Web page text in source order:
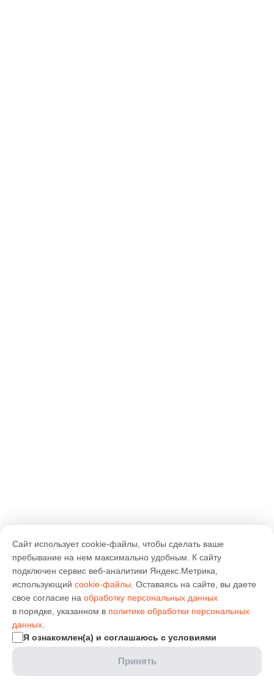
Сайт использует cookie-файлы, чтобы сделать ваше
пребывание на нем максимально удобным. К cайту
подключен сервис веб-аналитики Яндекс.Метрика,
использующий cookie-файлы . Оставаясь на сайте, вы даете
свое согласие на обработку персональных данных
в порядке, указанном в политике обработки персональных
данных
Я ознакомлен(а) и соглашаюсь с условиями
Принять